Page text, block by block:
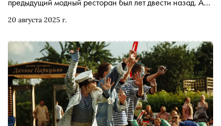
20 августа 2025 г.
там же когда-то это делали их прапрадеды. Журнал
городской жизни Российской империи, выбрали семь
петербургских мест, где можно попасть в начало XX
века, не покидая XXI